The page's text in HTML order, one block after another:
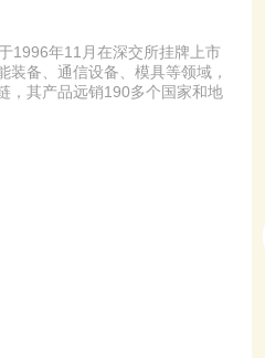
1996年11月在深交所挂牌上市
装备、通信设备、模具等领域，
，其产品远销190多个国家和地